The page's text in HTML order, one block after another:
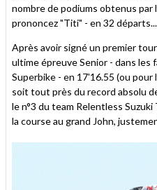
nombre de podiums obtenus par
prononcez "Titi" - en 32 départs...
Après avoir signé un premier
ultime épreuve Senior - dans les
Superbike - en 17'16.55 (ou
soit tout près du record absolu
le n°3 du team Relentless
la course au grand John,